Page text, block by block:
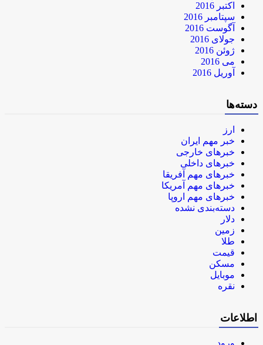
اکتبر 2016
سپتامبر 2016
آگوست 2016
جولای 2016
ژوئن 2016
می 2016
آوریل 2016
دسته‌ها
ارز
خبر مهم ایران
خبرهای خارجی
خبرهای داخلی
خبرهای مهم آفریقا
خبرهای مهم آمریکا
خبرهای مهم اروپا
دسته‌بندی نشده
دلار
زمین
طلا
قیمت
مسکن
موبایل
نقره
اطلاعات
ورود